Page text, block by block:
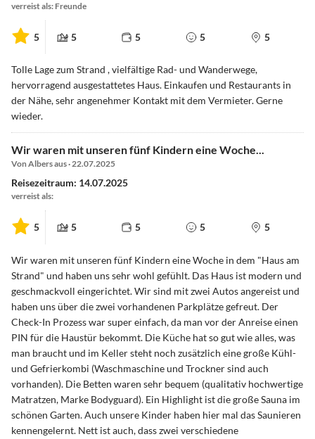
verreist als: Freunde
5 5 5 5 5
Tolle Lage zum Strand , vielfältige Rad- und Wanderwege,
hervorragend ausgestattetes Haus. Einkaufen und Restaurants in
der Nähe, sehr angenehmer Kontakt mit dem Vermieter. Gerne
wieder.
Wir waren mit unseren fünf Kindern eine Woche...
Von Albers aus · 22.07.2025
Reisezeitraum: 14.07.2025
verreist als:
5 5 5 5 5
Wir waren mit unseren fünf Kindern eine Woche in dem "Haus am
Strand" und haben uns sehr wohl gefühlt. Das Haus ist modern und
geschmackvoll eingerichtet. Wir sind mit zwei Autos angereist und
haben uns über die zwei vorhandenen Parkplätze gefreut. Der
Check-In Prozess war super einfach, da man vor der Anreise einen
PIN für die Haustür bekommt. Die Küche hat so gut wie alles, was
man braucht und im Keller steht noch zusätzlich eine große Kühl-
und Gefrierkombi (Waschmaschine und Trockner sind auch
vorhanden). Die Betten waren sehr bequem (qualitativ hochwertige
Matratzen, Marke Bodyguard). Ein Highlight ist die große Sauna im
schönen Garten. Auch unsere Kinder haben hier mal das Saunieren
kennengelernt. Nett ist auch, dass zwei verschiedene